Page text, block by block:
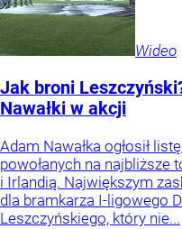
Wideo
Jak broni
Nawałki w akcji
Adam Nawałka ogłosił
powołanych na najbliższe
i Irlandią. Największym
dla bramkarza I-ligowego
Leszczyńskiego, który nie...